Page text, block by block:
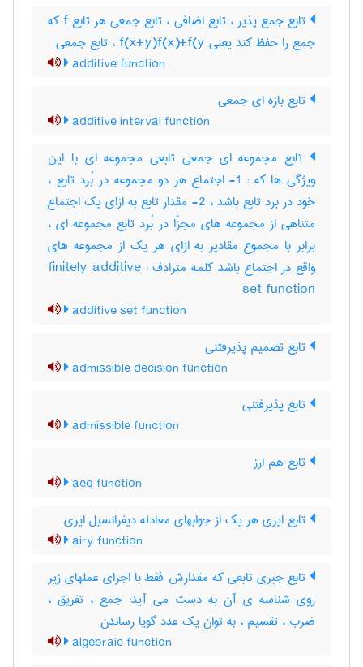
تابع جمع پذیر ، تابع اضافی ، تابع جمعی هر تابع f که
جمع را حفظ کند یعنی f(x+y)f(x)+f(y ، تابع جمعی
additive function
تابع بازه ای جمعی
additive interval function
تابع مجموعه ای جمعی تابعی مجموعه ای با این
ویژگی ها که : 1- اجتماع هر دو مجموعه در بُرد تابع ،
خود در برد تابع باشد ، 2- مقدار تابع به ازای یک اجتماع
متناهی از مجموعه های مجزّا در بُرد تابع مجموعه ای ،
برابر با مجموع مقادیر به ازای هر یک از مجموعه های
واقع در اجتماع باشد کلمه مترادف : finitely additive
set function
additive set function
تابع تصمیم پذیرفتنی
admissible decision function
تابع پذیرفتنی
admissible function
تابع هم ارز
aeq function
تابع ایری هر یک از جوابهای معادله دیفرانسیل ایری
airy function
تابع جبری تابعی که مقدارش فقط با اجرای عملهای زیر
روی شناسه ی آن به دست می آید: جمع ، تفریق ،
ضرب ، تقسیم ، به توان یک عدد گویا رساندن
algebraic function